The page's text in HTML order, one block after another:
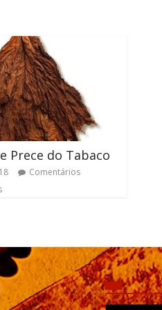
Prece do Tabaco
Comentários